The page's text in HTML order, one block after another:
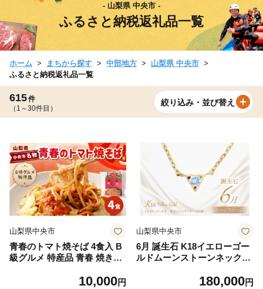
- 山梨県 中央市 -
ふるさと納税返礼品一覧
ホーム まちから探す 中部地方
山梨県 中央市
ふるさと納税返礼品一覧
615件
（1～30件目）
絞り込み・並び替え
山梨県中央市
青春のトマト焼そば 4食入 B
級グルメ 特産品 青春 焼きそ
10,000円
山梨県中央市
6月 誕生石 K18イエローゴー
ルドムーンストーンネックレ
市 21470832] アクセサリー
180,000円